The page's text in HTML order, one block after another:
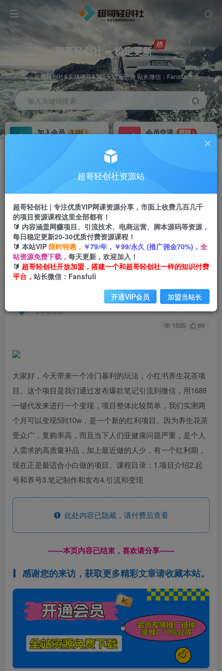
超哥轻创社 ∞ 稳定更新
超哥轻创社&实战项目&365天稳定更新 站长微信：Fansfuli
输入关键词搜索
加入会员
3.3折
会员交流
群聊
推广返佣高达70%
首页 创业课程 会员专属 正文
（6653期）冷门暴利的最新项目，养生花茶！七
八月是红利期
2年前发布
关注 私信
1535 69
大家好，今天带来一个冷门暴利的玩法，小红书养生花茶项
目。这个项目是我们通过发布爆款笔记引流到微信，用1688
一键代发来进行一个变现，项目整体比较简单，我们实测两
个月可以变现5到10w，是一个新的红利项目。因为养生花茶
受众广，复购率高，而且当下人们亚健康问题严重，是个人
人需求的高质量补品，加上最近做的人少，有一个红利期，
现在正是最适合小白做的项目。课程目录：1.项目介绍2.起
号和养号3.笔记制作和发布4.引流和变现
此处内容已隐藏，请付费后查看
------本页内容已结束，喜欢请分享------
感谢您的来访，获取更多精彩文章请收藏本站。
超哥轻创社资源站
超哥轻创社 | 专注优质VIP网课资源分享，市面上收费几百几千
的项目资源课程这里全部都有！
🔰 内容涵盖网赚项目、引流技术、电商运营、脚本源码等资源，
每日稳定更新20-30优质付费资源课程！
🔰 本站VIP 限时特惠， ￥79/年，￥99/永久 (推广佣金70%)， 全
站资源免费下载， 每天更新，欢迎加入！
🔰 超哥轻创社开放加盟，搭建一个和超哥轻创社一样的知识付费
平台， 站长微信：Fansfuli
开通VIP会员 加盟当站长